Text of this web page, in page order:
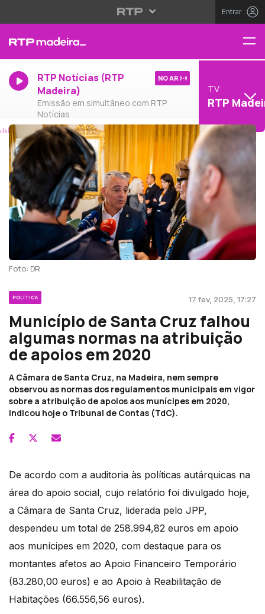
Entrar
RTP Notícias (RTP
Madeira)
Emissão em simultâneo com RTP
Notícias
NO AR
TV
RTP
Foto: DR
POLÍTICA 17 fev, 2025, 17:27
Município de Santa Cruz falhou
algumas normas na atribuição
de apoios em 2020
A Câmara de Santa Cruz, na Madeira, nem sempre
observou as normas dos regulamentos municipais em vigor
sobre a atribuição de apoios aos munícipes em 2020,
indicou hoje o Tribunal de Contas (TdC).
De acordo com a auditoria às políticas autárquicas na
área do apoio social, cujo relatório foi divulgado hoje,
a Câmara de Santa Cruz, liderada pelo JPP,
despendeu um total de 258.994,82 euros em apoio
aos munícipes em 2020, com destaque para os
montantes afetos ao Apoio Financeiro Temporário
(83.280,00 euros) e ao Apoio à Reabilitação de
Habitações (66.556,56 euros).